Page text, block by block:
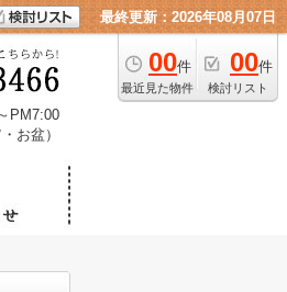
最終更新：2026年08月07日
00件
最近見た物件
00件
検討リスト
PM7:00
お盆）